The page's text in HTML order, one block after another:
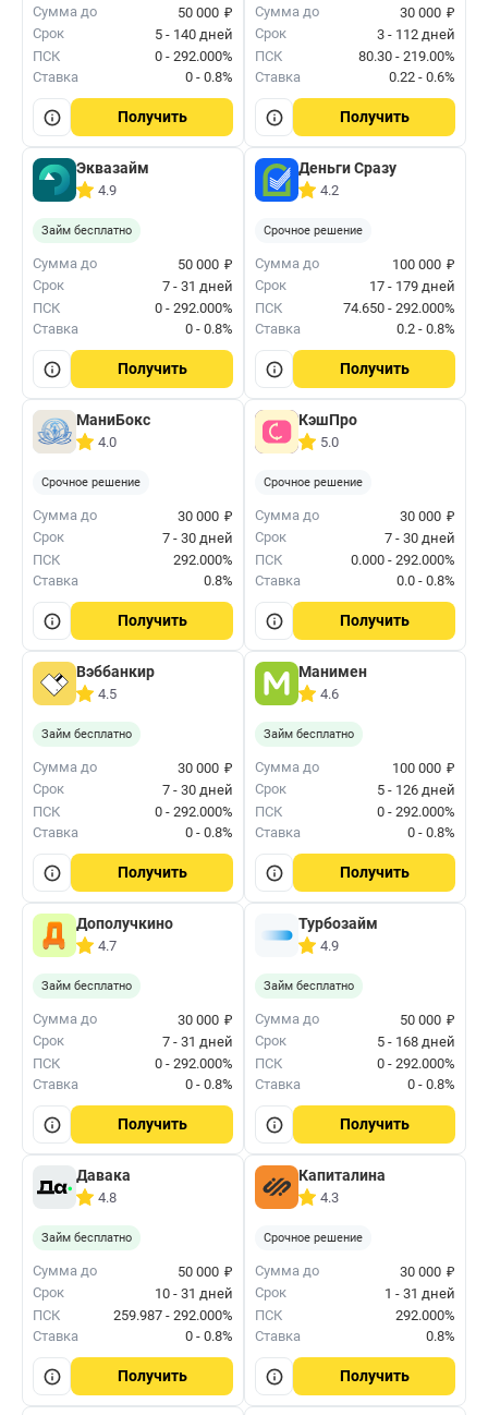
Сумма до 50 000 ₽
Срок
5 - 140 дней
ПСК
0 - 292.000%
Ставка
0 - 0.8%
Получить
Сумма до 30 000 ₽
Срок
3 - 112 дней
ПСК
80.30 - 219.00%
Ставка
0.22 - 0.6%
Получить
Эквазайм
4.9
Займ бесплатно
Сумма до 50 000 ₽
Срок
7 - 31 дней
ПСК
0 - 292.000%
Ставка
0 - 0.8%
Получить
Деньги Сразу
4.2
Срочное решение
Сумма до 100 000 ₽
Срок
17 - 179 дней
ПСК
74.650 - 292.000%
Ставка
0.2 - 0.8%
Получить
МаниБокс
4.0
Срочное решение
Сумма до 30 000 ₽
Срок
7 - 30 дней
ПСК
292.000%
Ставка
0.8%
Получить
КэшПро
5.0
Срочное решение
Сумма до 30 000 ₽
Срок
7 - 30 дней
ПСК
0.000 - 292.000%
Ставка
0.0 - 0.8%
Получить
Вэббанкир
4.5
Займ бесплатно
Сумма до 30 000 ₽
Срок
7 - 30 дней
ПСК
0 - 292.000%
Ставка
0 - 0.8%
Получить
Манимен
4.6
Займ бесплатно
Сумма до 100 000 ₽
Срок
5 - 126 дней
ПСК
0 - 292.000%
Ставка
0 - 0.8%
Получить
Дополучкино
4.7
Займ бесплатно
Сумма до 30 000 ₽
Срок
7 - 31 дней
ПСК
0 - 292.000%
Ставка
0 - 0.8%
Получить
Турбозайм
4.9
Займ бесплатно
Сумма до 50 000 ₽
Срок
5 - 168 дней
ПСК
0 - 292.000%
Ставка
0 - 0.8%
Получить
Давака
4.8
Займ бесплатно
Сумма до 50 000 ₽
Срок
10 - 31 дней
ПСК
259.987 - 292.000%
Ставка
0 - 0.8%
Получить
Капиталина
4.3
Срочное решение
Сумма до 30 000 ₽
Срок
1 - 31 дней
ПСК
292.000%
Ставка
0.8%
Получить